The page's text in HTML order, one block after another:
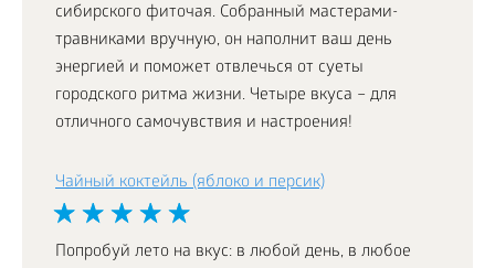
сибирского фиточая. Собранный мастерами-
травниками вручную, он наполнит ваш день
энергией и поможет отвлечься от суеты
городского ритма жизни. Четыре вкуса – для
отличного самочувствия и настроения!
Чайный коктейль (яблоко и персик)
Попробуй лето на вкус: в любой день, в любое